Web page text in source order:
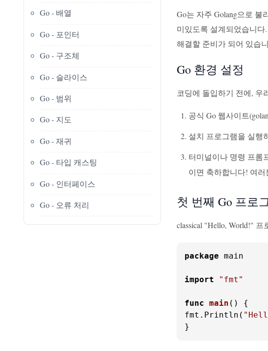
Go - 배열
Go - 포인터
Go - 구조체
Go - 슬라이스
Go - 범위
Go - 지도
Go - 재귀
Go - 타입 캐스팅
Go - 인터페이스
Go - 오류 처리
Go는 자주 Golang으로
미있도록 설계되었습니
해결할 준비가 되어 있습
Go 환경 설정
코딩에 돌입하기 전에, 우
공식 Go 웹사이트
설치 프로그램을 실행
터미널이나 명령 프롬
이면 축하합니다! 여
첫 번째 Go 프로
classical "Hello, World!"
package main
import "fmt"
func main ()
{
fmt.Println(
}